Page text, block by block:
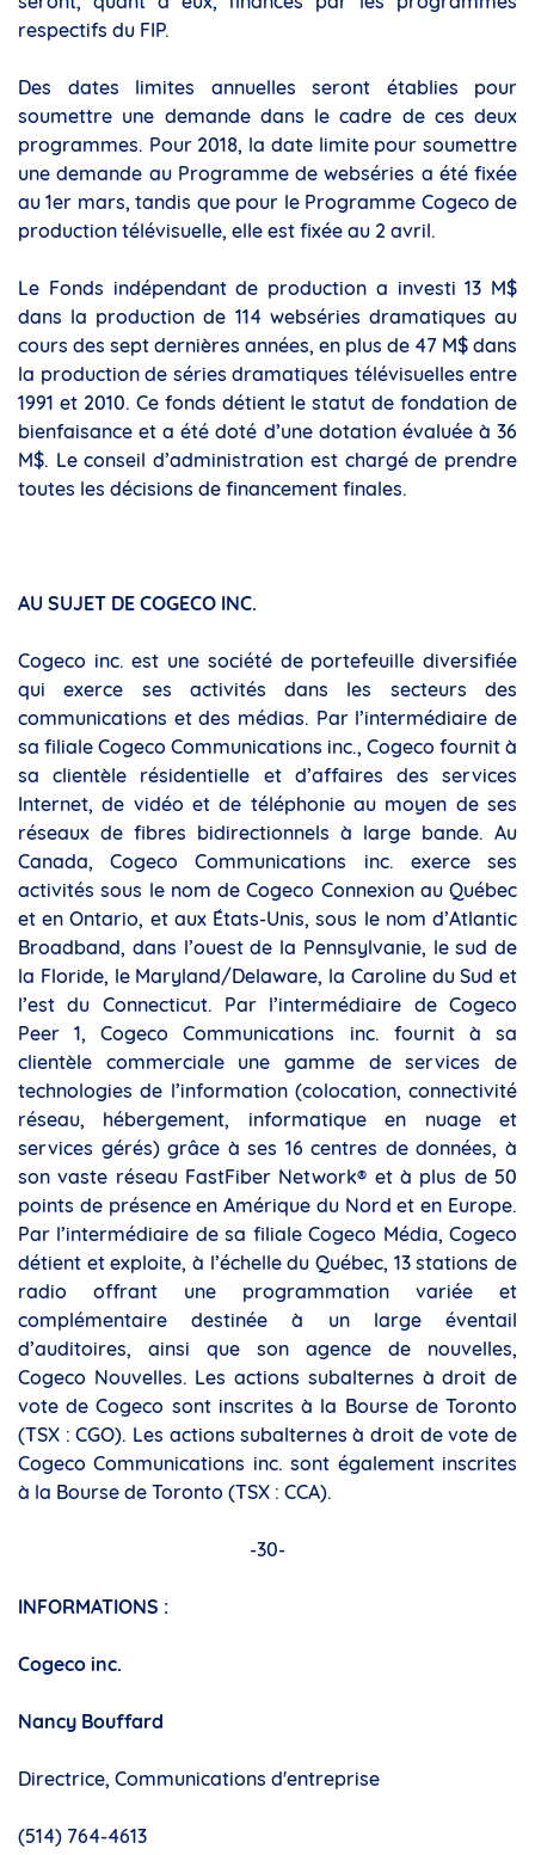
respectifs du FIP.
Des dates limites annuelles seront établies pour
soumettre une demande dans le cadre de ces deux
programmes. Pour 2018, la date limite pour soumettre
une demande au Programme de webséries a été fixée
au 1er mars, tandis que pour le Programme Cogeco de
production télévisuelle, elle est fixée au 2 avril.
Le Fonds indépendant de production a investi 13 M$
dans la production de 114 webséries dramatiques au
cours des sept dernières années, en plus de 47 M$ dans
la production de séries dramatiques télévisuelles entre
1991 et 2010. Ce fonds détient le statut de fondation de
bienfaisance et a été doté d’une dotation évaluée à 36
M$. Le conseil d’administration est chargé de prendre
toutes les décisions de financement finales.
AU SUJET DE COGECO INC.
Cogeco inc. est une société de portefeuille diversifiée
qui exerce ses activités dans les secteurs des
communications et des médias. Par l’intermédiaire de
sa filiale Cogeco Communications inc., Cogeco fournit à
sa clientèle résidentielle et d’affaires des services
Internet, de vidéo et de téléphonie au moyen de ses
réseaux de fibres bidirectionnels à large bande. Au
Canada, Cogeco Communications inc. exerce ses
activités sous le nom de Cogeco Connexion au Québec
et en Ontario, et aux États-Unis, sous le nom d’Atlantic
Broadband, dans l’ouest de la Pennsylvanie, le sud de
la Floride, le Maryland/Delaware, la Caroline du Sud et
l’est du Connecticut. Par l’intermédiaire de Cogeco
Peer 1, Cogeco Communications inc. fournit à sa
clientèle commerciale une gamme de services de
technologies de l’information (colocation, connectivité
réseau, hébergement, informatique en nuage et
services gérés) grâce à ses 16 centres de données, à
son vaste réseau FastFiber Network® et à plus de 50
points de présence en Amérique du Nord et en Europe.
Par l’intermédiaire de sa filiale Cogeco Média, Cogeco
détient et exploite, à l’échelle du Québec, 13 stations de
radio offrant une programmation variée et
complémentaire destinée à un large éventail
d’auditoires, ainsi que son agence de nouvelles,
Cogeco Nouvelles. Les actions subalternes à droit de
vote de Cogeco sont inscrites à la Bourse de Toronto
(TSX : CGO). Les actions subalternes à droit de vote de
Cogeco Communications inc. sont également inscrites
à la Bourse de Toronto (TSX : CCA).
-30-
INFORMATIONS :
Cogeco inc.
Nancy Bouffard
Directrice, Communications d'entreprise
(514) 764-4613